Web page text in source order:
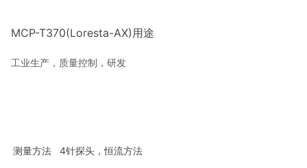
MCP-T370(Loresta-AX)用途
工业生产，质量控制，研发
测量方法 4针探头，恒流方法